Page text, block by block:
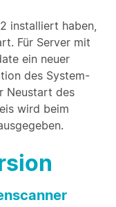
installiert haben,
Für Server mit
ein neuer
des System-
Neustart des
wird beim